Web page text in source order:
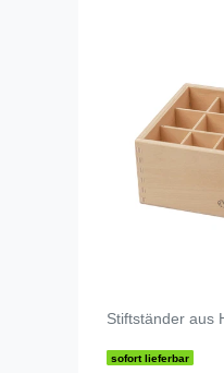
Stiftständer aus
sofort lieferbar